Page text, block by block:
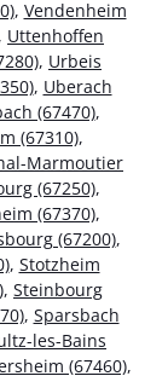
, Vendenheim
, Uttenhoffen
, Urbeis
, Uberach
(67470),
(67310),
Marmoutier
(67250),
(67370),
(67200),
, Stotzheim
, Steinbourg
, Sparsbach
les-Bains
(67460),